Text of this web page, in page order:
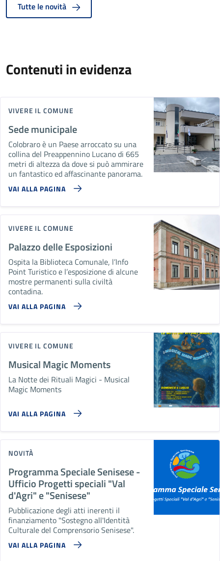
Tutte le novità
Contenuti in evidenza
VIVERE IL COMUNE
Sede municipale
Colobraro è un Paese arroccato su una
collina del Preappennino Lucano di 665
metri di altezza da dove si può ammirare
un fantastico ed affascinante panorama.
VAI ALLA PAGINA
VIVERE IL COMUNE
Palazzo delle Esposizioni
Ospita la Biblioteca Comunale, l’Info
Point Turistico e l’esposizione di alcune
mostre permanenti sulla civiltà
contadina.
VAI ALLA PAGINA
VIVERE IL COMUNE
Musical Magic Moments
La Notte dei Rituali Magici - Musical
Magic Moments
VAI ALLA PAGINA
NOVITÀ
Programma Speciale Senisese -
Ufficio Progetti speciali "Val
d'Agri" e "Senisese"
Pubblicazione degli atti inerenti il
finanziamento "Sostegno all'Identità
Culturale del Comprensorio Senisese".
VAI ALLA PAGINA